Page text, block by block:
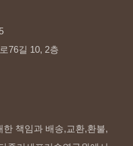
76길 10, 2층
책임과 배송,교환,환불,